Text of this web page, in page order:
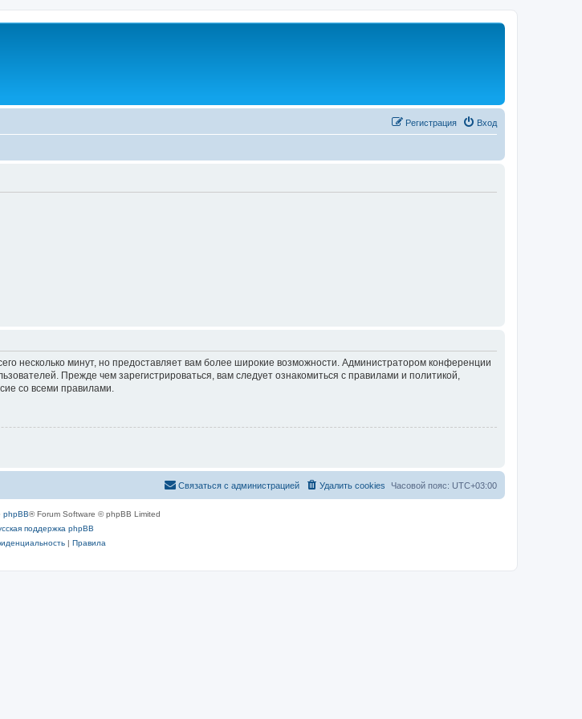
Вход
Регистрация
несколько минут, но предоставляет вам более широкие возможности. Администратором конференции
Прежде чем зарегистрироваться, вам следует ознакомиться с правилами и политикой,
со всеми правилами.
Часовой пояс: UTC+03:00
Удалить cookies
Связаться с администрацией
phpBB® Forum Software © phpBB Limited
поддержка phpBB
| Правила